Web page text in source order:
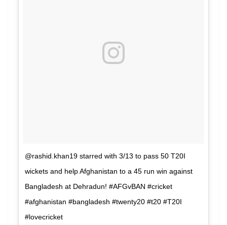
@rashid.khan19 starred with 3/13 to pass 50 T20I
wickets and help Afghanistan to a 45 run win against
Bangladesh at Dehradun! #AFGvBAN #cricket
#afghanistan #bangladesh #twenty20 #t20 #T20I
#lovecricket